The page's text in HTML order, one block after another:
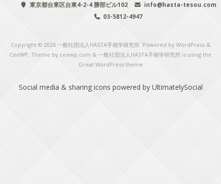
東京都台東区台東4-2-4 勝部ビル102
info@hasta-tesou.com
03-5812-4947
Copyright © 2026 一般社団法人HASTA手相学研究所. Powered by WordPress&
CeeWP, Theme by ceewp.com & 一般社団法人HASTA手相学研究所 is using the
Great WordPress theme
Social media & sharing icons powered by UltimatelySocial